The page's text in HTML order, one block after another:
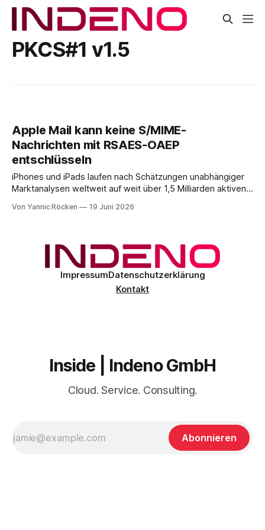
PKCS#1 v1.5
Apple Mail kann keine S/MIME-
Nachrichten mit RSAES-OAEP
entschlüsseln
iPhones und iPads laufen nach Schätzungen unabhängiger
Marktanalysen weltweit auf weit über 1,5 Milliarden aktiven
im Bereich von 25 bis 30 Prozent auf Geschäftsumfelder,
Von Yannic Röcken 19 Juni 2026
ImpressumDatenschutzerklärung
Kontakt
Inside | Indeno GmbH
Cloud. Service. Consulting.
Abonnieren